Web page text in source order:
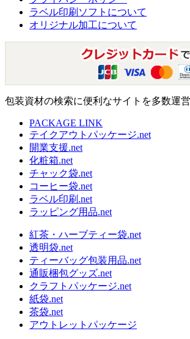
ラベル印刷ソフトについて
オリジナル加工について
包装資材の検索に便利なサイトを多数運営
PACKAGE LINK
テイクアウトパッケージ.net
開業支援.net
化粧箱.net
チャック袋.net
コーヒー袋.net
ラベル印刷.net
ラッピング用品.net
紅茶・ハーブティー袋.net
透明袋.net
ティーバッグ包装用品.net
通販梱包グッズ.net
クラフトパッケージ.net
紙袋.net
茶袋.net
アウトレットパッケージ